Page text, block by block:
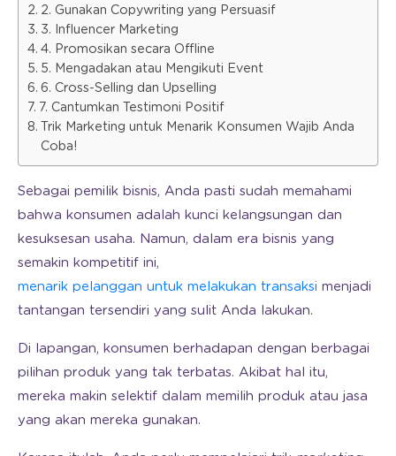
2. Gunakan Copywriting yang Persuasif
3. Influencer Marketing
4. Promosikan secara Offline
5. Mengadakan atau Mengikuti Event
6. Cross-Selling dan Upselling
7. Cantumkan Testimoni Positif
Trik Marketing untuk Menarik Konsumen Wajib Anda
Coba!
Sebagai pemilik bisnis, Anda pasti sudah memahami
bahwa konsumen adalah kunci kelangsungan dan
kesuksesan usaha. Namun, dalam era bisnis yang
semakin kompetitif ini,
menarik pelanggan untuk melakukan transaksi menjadi
tantangan tersendiri yang sulit Anda lakukan.
Di lapangan, konsumen berhadapan dengan berbagai
pilihan produk yang tak terbatas. Akibat hal itu,
mereka makin selektif dalam memilih produk atau jasa
yang akan mereka gunakan.